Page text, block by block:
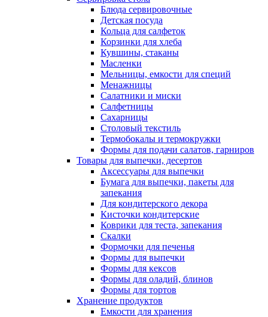
Блюда сервировочные
Детская посуда
Кольца для салфеток
Корзинки для хлеба
Кувшины, стаканы
Масленки
Мельницы, емкости для специй
Менажницы
Салатники и миски
Салфетницы
Сахарницы
Столовый текстиль
Термобокалы и термокружки
Формы для подачи салатов, гарниров
Товары для выпечки, десертов
Аксессуары для выпечки
Бумага для выпечки, пакеты для
запекания
Для кондитерского декора
Кисточки кондитерские
Коврики для теста, запекания
Скалки
Формочки для печенья
Формы для выпечки
Формы для кексов
Формы для оладий, блинов
Формы для тортов
Хранение продуктов
Емкости для хранения